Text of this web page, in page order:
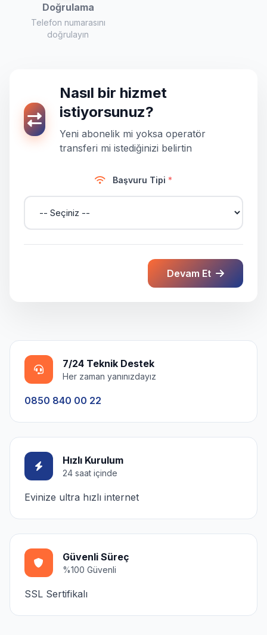
Doğrulama
Telefon numarasını
doğrulayın
Nasıl bir hizmet
istiyorsunuz?
Yeni abonelik mi yoksa operatör
transferi mi istediğinizi belirtin
Başvuru Tipi *
Devam Et
7/24 Teknik Destek
Her zaman yanınızdayız
0850 840 00 22
Hızlı Kurulum
24 saat içinde
Evinize ultra hızlı internet
Güvenli Süreç
%100 Güvenli
SSL Sertifikalı